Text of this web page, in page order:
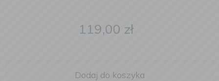
119,00 zł
Dodaj do koszyka